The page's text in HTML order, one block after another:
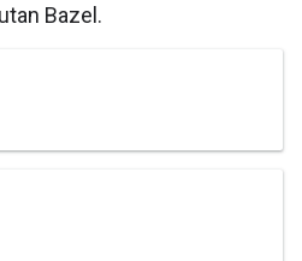
Bazel.